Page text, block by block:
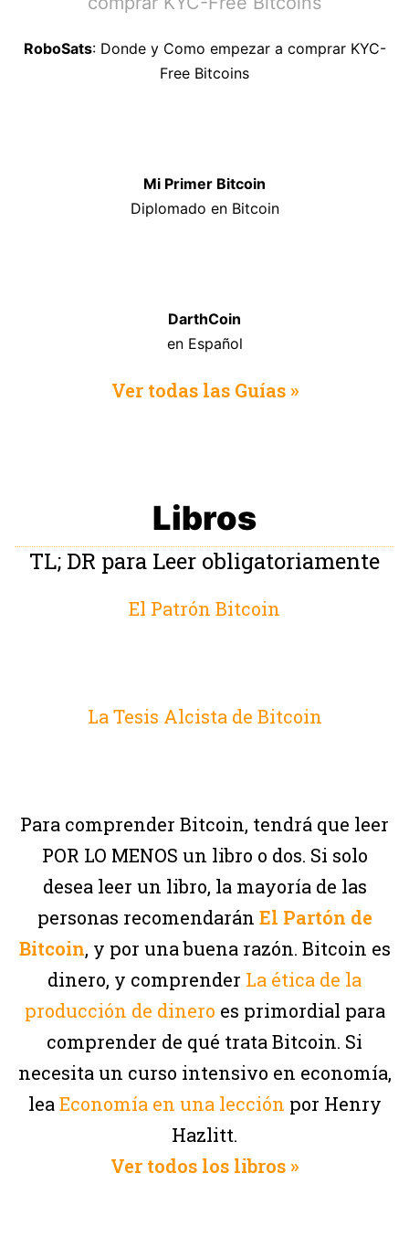
RoboSats: Donde y Como empezar a comprar KYC-
Free Bitcoins
Mi Primer Bitcoin
Diplomado en Bitcoin
DarthCoin
en Español
Ver todas las Guías »
Libros
TL; DR para Leer obligatoriamente
El Patrón Bitcoin
La Tesis Alcista de Bitcoin
Para comprender Bitcoin, tendrá que leer
POR LO MENOS un libro o dos. Si solo
desea leer un libro, la mayoría de las
personas recomendarán El Partón de
Bitcoin, y por una buena razón. Bitcoin es
dinero, y comprender La ética de la
producción de dinero es primordial para
comprender de qué trata Bitcoin. Si
necesita un curso intensivo en economía,
leaEconomía en una lección por Henry
Hazlitt.
Ver todos los libros »